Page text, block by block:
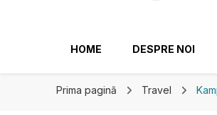
HOME DESPRE NOI
Prima pagină Travel